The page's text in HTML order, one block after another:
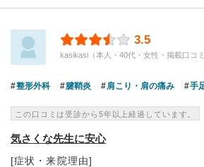
3.5
kasikasi（本人・40代・女性・掲載口コミ
整形外科 腱鞘炎 肩こり・肩の痛み 手
この口コミは受診から5年以上経過しています。
気さくな先生に安心
[症状・来院理由]